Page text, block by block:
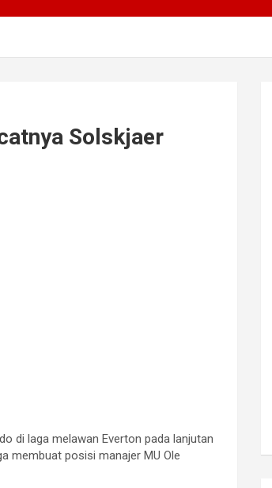
Solskjaer
di laga melawan Everton pada lanjutan
membuat posisi manajer MU Ole